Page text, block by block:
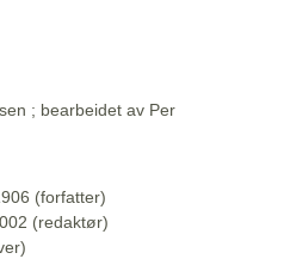
; bearbeidet av Per
(forfatter)
(redaktør)